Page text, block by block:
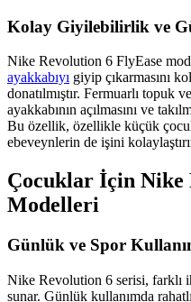
Kolay Giyilebilirlik ve
Nike Revolution 6 FlyEase
ayakkabıyı giyip çıkarmasını
donatılmıştır. Fermuarlı topuk
ayakkabının açılmasını ve
Bu özellik, özellikle küçük
ebeveynlerin de işini
Çocuklar İçin Nike
Modelleri
Günlük ve Spor
Nike Revolution 6 serisi, farklı
sunar. Günlük kullanımda